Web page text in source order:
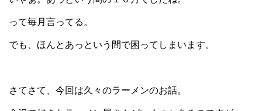
って毎月言ってる。
でも、ほんとあっという間で困ってしまいます。
さてさて、今回は久々のラーメンのお話。